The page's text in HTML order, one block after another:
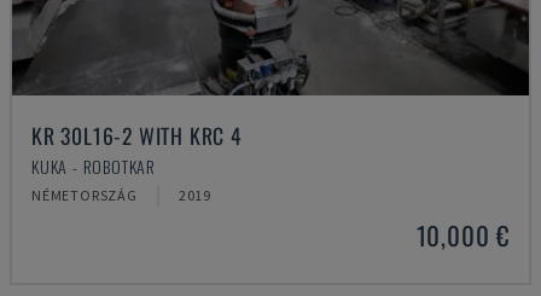
KR 30L16-2 WITH KRC 4
KUKA - ROBOTKAR
NÉMETORSZÁG 2019
10,000 €